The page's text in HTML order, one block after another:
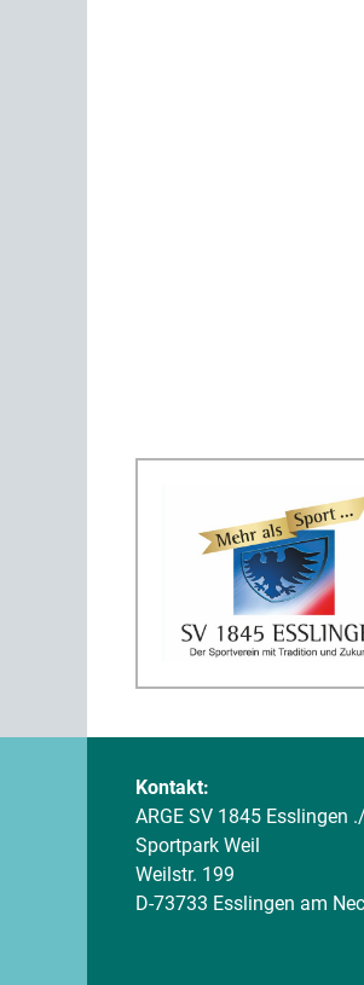
Kontakt:
ARGE SV 1845 Esslingen
Sportpark Weil
Weilstr. 199
D-73733 Esslingen am